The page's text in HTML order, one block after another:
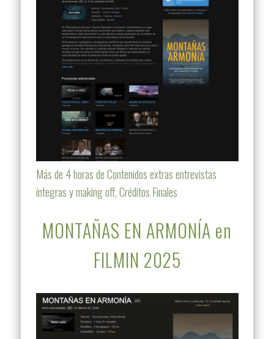
Más de 4 horas de Contenidos extras entrevistas
íntegras y making off, Créditos Finales
MONTAÑAS EN ARMONÍA en
FILMIN 2025